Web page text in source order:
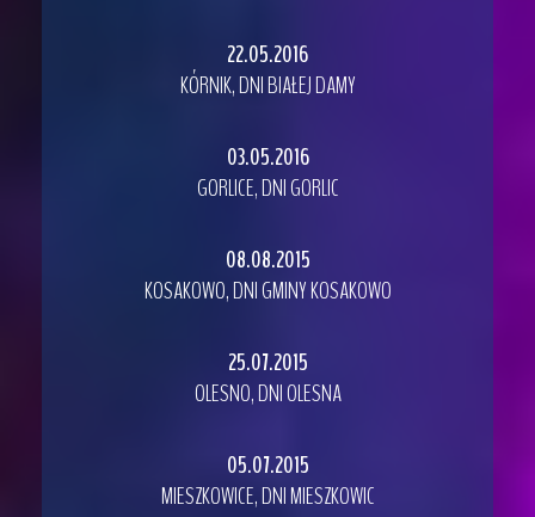
22.05.2016
KÓRNIK, DNI BIAŁEJ DAMY
03.05.2016
GORLICE, DNI GORLIC
08.08.2015
KOSAKOWO, DNI GMINY KOSAKOWO
25.07.2015
OLESNO, DNI OLESNA
05.07.2015
MIESZKOWICE, DNI MIESZKOWIC